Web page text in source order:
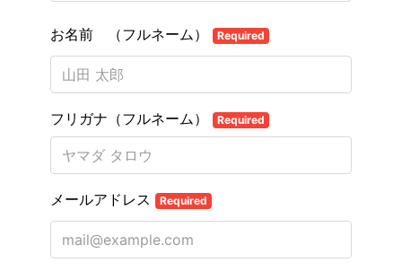
お名前 （フルネーム） Required
フリガナ（フルネーム） Required
メールアドレス Required